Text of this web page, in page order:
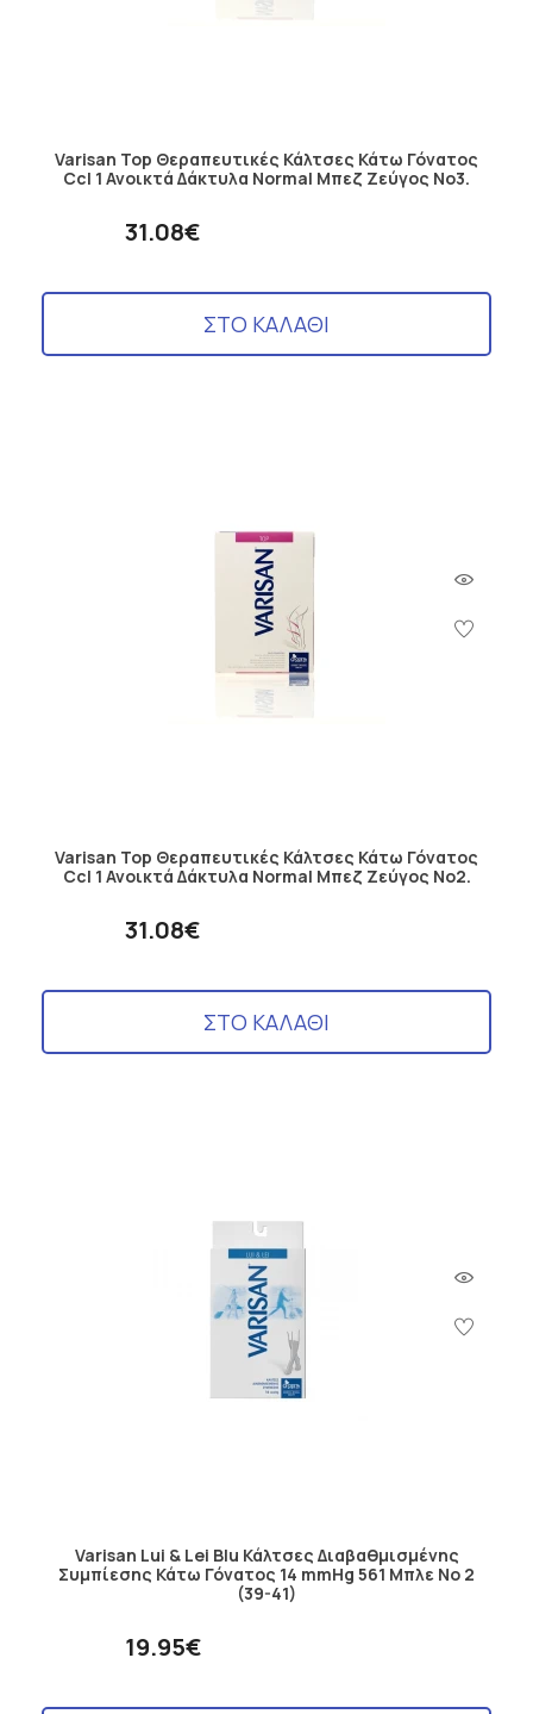
Varisan Top Θεραπευτικές Κάλτσες Κάτω Γόνατος
Ccl 1 Ανοικτά Δάκτυλα Normal Μπεζ Ζεύγος No3.
31.08€
ΣΤΟ ΚΑΛΑΘΙ
Varisan Top Θεραπευτικές Κάλτσες Κάτω Γόνατος
Ccl 1 Ανοικτά Δάκτυλα Normal Μπεζ Ζεύγος No2.
31.08€
ΣΤΟ ΚΑΛΑΘΙ
Varisan Lui & Lei Blu Κάλτσες Διαβαθμισμένης
Συμπίεσης Κάτω Γόνατος 14 mmHg 561 Μπλε No 2
(39-41)
19.95€